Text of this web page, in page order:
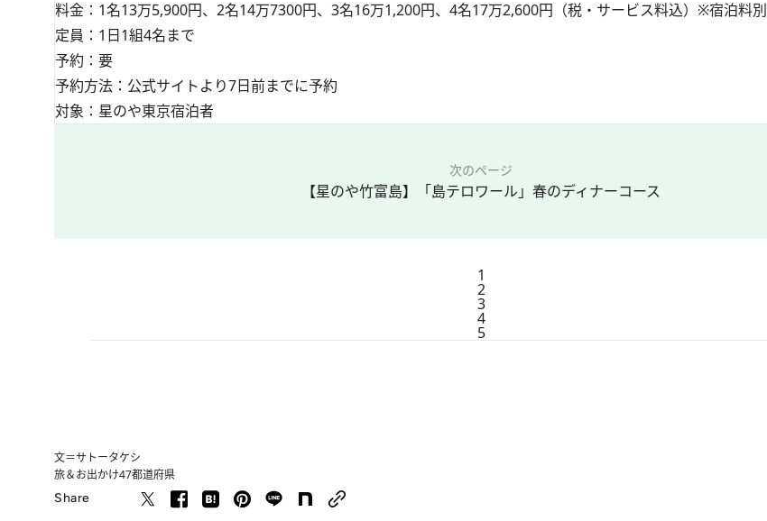
料金：1名13万5,900円、2名14万7300円、3名16万1,200円、4名17万2,600円（税・サービス料込）※宿泊料別
定員：1日1組4名まで
予約：要
予約方法：公式サイトより7日前までに予約
対象：星のや東京宿泊者
次のページ
【星のや竹富島】「島テロワール」春のディナーコース
1
2
3
4
5
文＝サトータケシ
旅＆お出かけ47都道府県
Share